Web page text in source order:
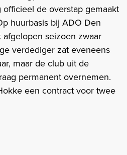
de overstap gemaakt
huurbasis bij ADO Den
seizoen zwaar
verdediger zat eveneens
maar de club uit de
permanent overnemen.
een contract voor twee